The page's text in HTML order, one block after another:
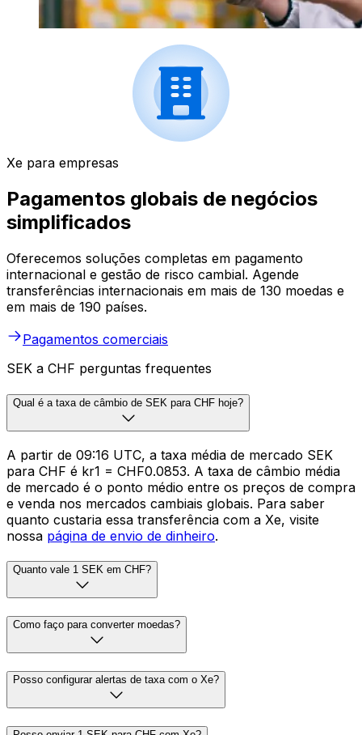
Xe para empresas
Pagamentos globais de negócios
simplificados
Oferecemos soluções completas em pagamento
internacional e gestão de risco cambial. Agende
transferências internacionais em mais de 130 moedas e
em mais de 190 países.
Pagamentos comerciais
SEK a CHF perguntas frequentes
Qual é a taxa de câmbio de SEK para CHF hoje?
A partir de 09:16 UTC, a taxa média de mercado SEK
para CHF é kr1 = CHF0.0853. A taxa de câmbio média
de mercado é o ponto médio entre os preços de compra
e venda nos mercados cambiais globais. Para saber
quanto custaria essa transferência com a Xe, visite
nossa página de envio de dinheiro.
Quanto vale 1 SEK em CHF?
Como faço para converter moedas?
Posso configurar alertas de taxa com o Xe?